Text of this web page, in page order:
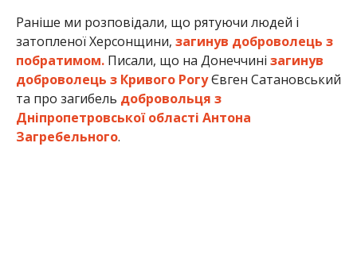
Раніше ми розповідали, що рятуючи людей і
затопленої Херсонщини, загинув доброволець з
побратимом.Писали, що на Донеччині загинув
доброволець з Кривого РогуЄвген Сатановський
та про загибель добровольця з
Дніпропетровської області Антона
Загребельного.